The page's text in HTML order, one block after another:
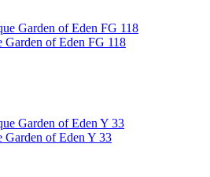
of Eden FG 118
of Eden Y 33